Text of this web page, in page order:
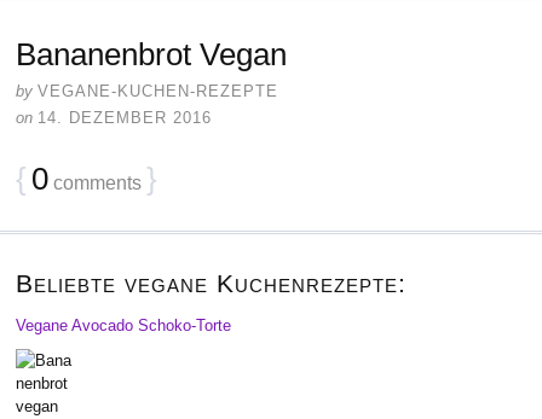
Bananenbrot Vegan
by VEGANE-KUCHEN-REZEPTE
on 14. DEZEMBER 2016
{ 0 comments }
Beliebte vegane Kuchenrezepte:
Vegane Avocado Schoko-Torte